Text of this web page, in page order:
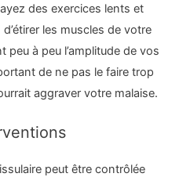
des exercices lents et
les muscles de votre
peu à peu l’amplitude de vos
de ne pas le faire trop
aggraver votre malaise.
peut être contrôlée